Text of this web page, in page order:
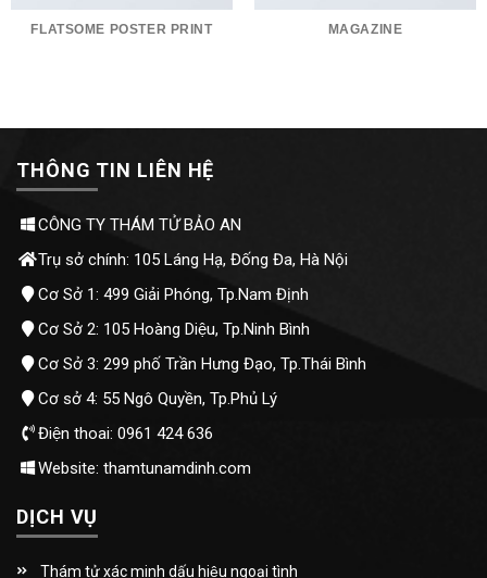
FLATSOME POSTER PRINT MAGAZINE
THÔNG TIN LIÊN HỆ
CÔNG TY THÁM TỬ BẢO AN
Trụ sở chính: 105 Láng Hạ, Đống Đa, Hà Nội
Cơ Sở 1: 499 Giải Phóng, Tp.Nam Định
Cơ Sở 2: 105 Hoàng Diệu, Tp.Ninh Bình
Cơ Sở 3: 299 phố Trần Hưng Đạo, Tp.Thái Bình
Cơ sở 4: 55 Ngô Quyền, Tp.Phủ Lý
Điện thoai: 0961 424 636
Website: thamtunamdinh.com
DỊCH VỤ
Thám tử xác minh dấu hiệu ngoại tình